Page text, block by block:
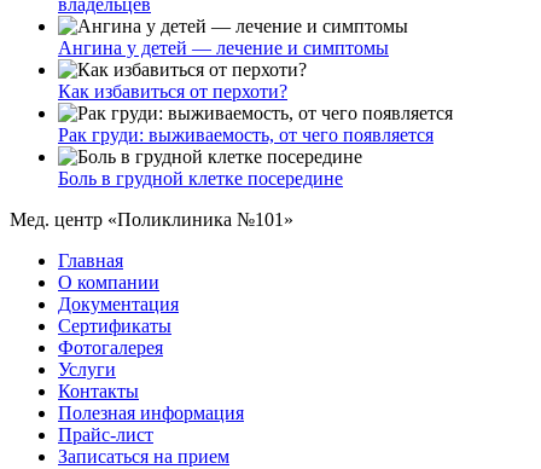
владельцев
Ангина у детей — лечение и симптомы
Как избавиться от перхоти?
Рак груди: выживаемость, от чего появляется
Боль в грудной клетке посередине
Мед. центр «Поликлиника №101»
Главная
О компании
Документация
Сертификаты
Фотогалерея
Услуги
Контакты
Полезная информация
Прайс-лист
Записаться на прием